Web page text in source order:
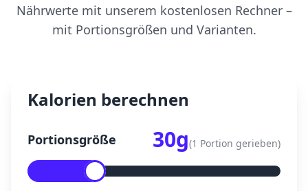
Nährwerte mit unserem kostenlosen Rechner –
mit Portionsgrößen und Varianten.
Kalorien berechnen
Portionsgröße 30g(1 Portion gerieben)